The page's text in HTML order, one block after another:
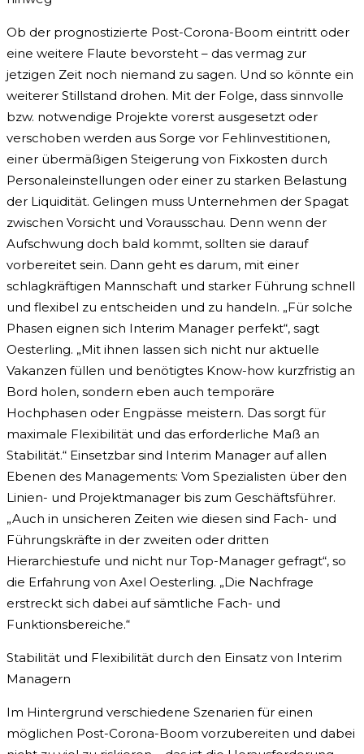
Ob der prognostizierte Post-Corona-Boom eintritt oder
eine weitere Flaute bevorsteht – das vermag zur
jetzigen Zeit noch niemand zu sagen. Und so könnte ein
weiterer Stillstand drohen. Mit der Folge, dass sinnvolle
bzw. notwendige Projekte vorerst ausgesetzt oder
verschoben werden aus Sorge vor Fehlinvestitionen,
einer übermäßigen Steigerung von Fixkosten durch
Personaleinstellungen oder einer zu starken Belastung
der Liquidität. Gelingen muss Unternehmen der Spagat
zwischen Vorsicht und Vorausschau. Denn wenn der
Aufschwung doch bald kommt, sollten sie darauf
vorbereitet sein. Dann geht es darum, mit einer
schlagkräftigen Mannschaft und starker Führung schnell
und flexibel zu entscheiden und zu handeln. „Für solche
Phasen eignen sich Interim Manager perfekt“, sagt
Oesterling. „Mit ihnen lassen sich nicht nur aktuelle
Vakanzen füllen und benötigtes Know-how kurzfristig an
Bord holen, sondern eben auch temporäre
Hochphasen oder Engpässe meistern. Das sorgt für
maximale Flexibilität und das erforderliche Maß an
Stabilität.“ Einsetzbar sind Interim Manager auf allen
Ebenen des Managements: Vom Spezialisten über den
Linien- und Projektmanager bis zum Geschäftsführer.
„Auch in unsicheren Zeiten wie diesen sind Fach- und
Führungskräfte in der zweiten oder dritten
Hierarchiestufe und nicht nur Top-Manager gefragt“, so
die Erfahrung von Axel Oesterling. „Die Nachfrage
erstreckt sich dabei auf sämtliche Fach- und
Funktionsbereiche.“
Stabilität und Flexibilität durch den Einsatz von Interim
Managern
Im Hintergrund verschiedene Szenarien für einen
möglichen Post-Corona-Boom vorzubereiten und dabei